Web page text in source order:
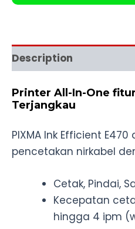
Description
Printer All-In-One
Terjangkau
PIXMA Ink Efficient
pencetakan nirkabel
Cetak, Pindai,
Kecepatan
hingga 4 ipm